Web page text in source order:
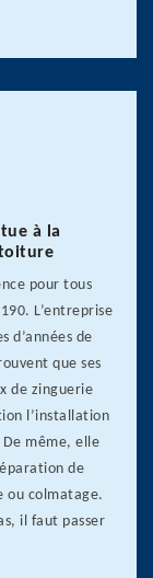
à la
pour tous
L’entreprise
d’années de
que ses
de zinguerie
l’installation
même, elle
de
ou colmatage.
il faut passer